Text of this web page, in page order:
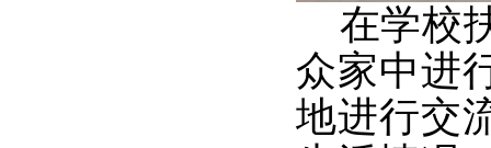
在学校
众家中进
地进行交